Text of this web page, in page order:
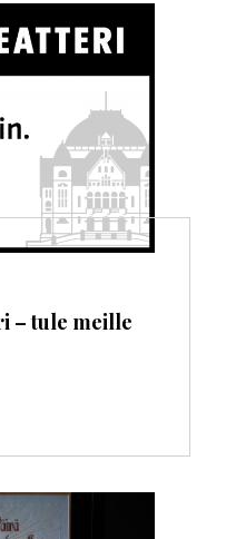
– tule meille